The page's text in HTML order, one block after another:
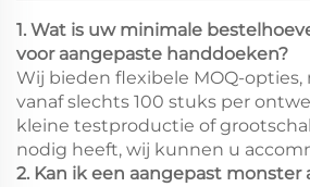
1. Wat is uw minimale
voor aangepaste handdoeken?
Wij bieden flexibele MOQ-
vanaf slechts 100 stuks per
kleine testproductie of
nodig heeft, wij kunnen u
2. Kan ik een aangepast monster